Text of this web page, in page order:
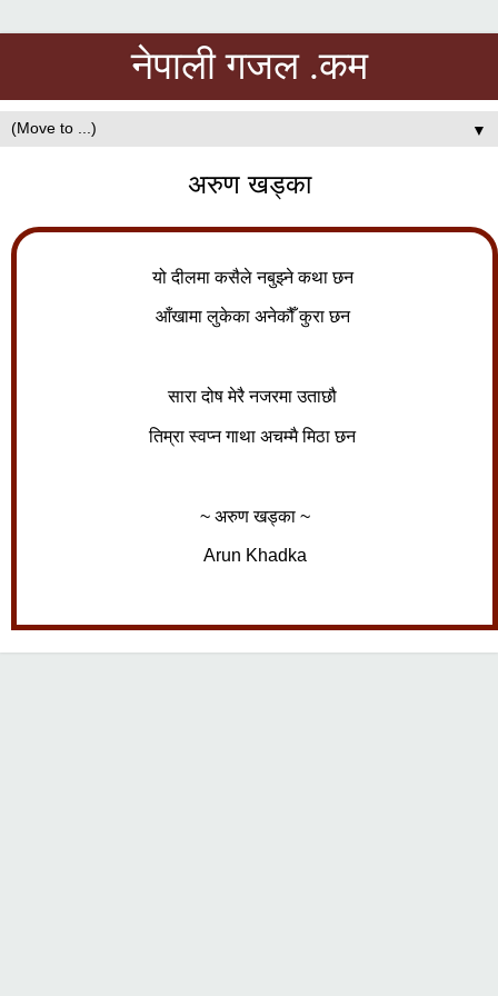
नेपाली गजल .कम
▼
अरुण खड्का
यो दीलमा कसैले नबुझ्ने कथा छन
आँखामा लुकेका अनेकौँ कुरा छन
सारा दोष मेरै नजरमा उताछौ
तिम्रा स्वप्न गाथा अचम्मै मिठा छन
~ अरुण खड्का ~
Arun Khadka